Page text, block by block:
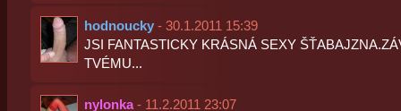
hodnoucky- 30.1.2011 15:39
JSI FANTASTICKY KRÁSNÁ SEXY
TVÉMU...
nylonka- 11.2.2011 23:07